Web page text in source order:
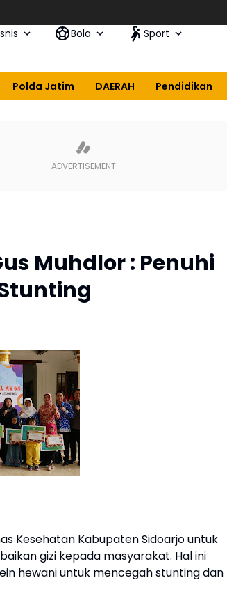
Bola Sport
Polda Jatim DAERAH Pendidikan
Muhdlor : Penuhi
Kesehatan Kabupaten Sidoarjo untuk
gizi kepada masyarakat. Hal ini
hewani untuk mencegah stunting dan